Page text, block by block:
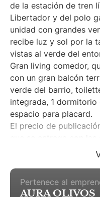
de la estación de tren
Libertador y del polo
unidad con grandes
recibe luz y sol por la
vistas al verde del
Gran living comedor,
con un gran balcón
verde del barrio,
integrada, 1
espacio para placard.
El precio de
que se entrega con
Carpinterías
placa de madera.
Terminaciones
con pintura.* Pisos de
Pertenece al
AURA OLIVOS